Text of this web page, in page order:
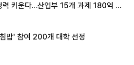
력 키운다…산업부 15개 과제 180억 지
밥' 참여 200개 대학 선정